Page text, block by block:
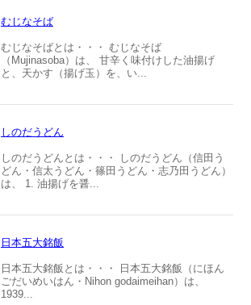
むじなそば
むじなそばとは・・・ むじなそば
（Mujinasoba）は、 甘辛く味付けした油揚げ
と、天かす（揚げ玉）を、い...
しのだうどん
しのだうどんとは・・・ しのだうどん（信田う
どん・信太うどん・篠田うどん・志乃田うどん）
は、 1. 油揚げを醤...
日本五大銘飯
日本五大銘飯とは・・・ 日本五大銘飯（にほん
ごだいめいはん・Nihon godaimeihan）は、
1939...